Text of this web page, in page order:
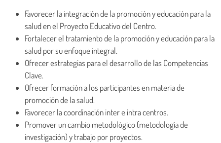
Favorecer la integración de la promoción y educación para la
salud en el Proyecto Educativo del Centro.
Fortalecer el tratamiento de la promoción y educación para la
salud por su enfoque integral.
Ofrecer estrategias para el desarrollo de las Competencias
Clave.
Ofrecer formación a los participantes en materia de
promoción de la salud.
Favorecer la coordinación inter e intra centros.
Promover un cambio metodológico (metodología de
investigación) y trabajo por proyectos.